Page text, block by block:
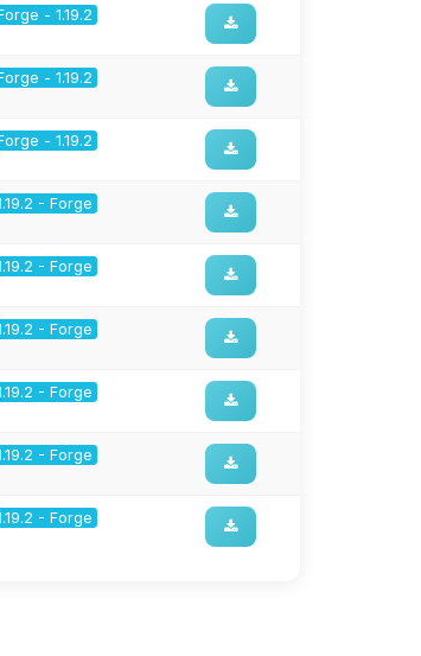
- 1.19.2
- 1.19.2
- 1.19.2
- Forge
- Forge
- Forge
- Forge
- Forge
- Forge